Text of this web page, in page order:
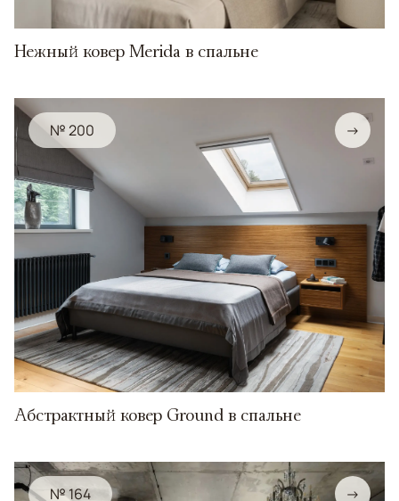
Нежный ковер Merida в спальне
№ 200 →
Абстрактный ковер Ground в спальне
№ 164 →